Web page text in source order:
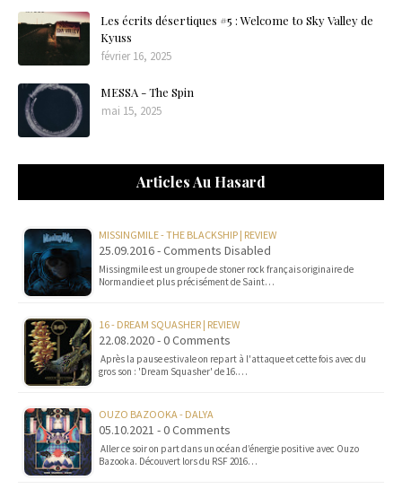
Les écrits désertiques #5 : Welcome to Sky Valley de
Kyuss
février 16, 2025
MESSA - The Spin
mai 15, 2025
Articles Au Hasard
MISSINGMILE - THE BLACKSHIP | REVIEW
25.09.2016 - Comments Disabled
Missingmile est un groupe de stoner rock français originaire de
Normandie et plus précisément de Saint…
16 - DREAM SQUASHER | REVIEW
22.08.2020 - 0 Comments
Après la pause estivale on repart à l'attaque et cette fois avec du
gros son : 'Dream Squasher' de 16.…
OUZO BAZOOKA - DALYA
05.10.2021 - 0 Comments
Aller ce soir on part dans un océan d’énergie positive avec Ouzo
Bazooka. Découvert lors du RSF 2016…